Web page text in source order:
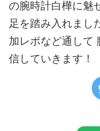
の腕時計白樺に魅
足を踏み入れまし
加レポなど通して
信していきます！